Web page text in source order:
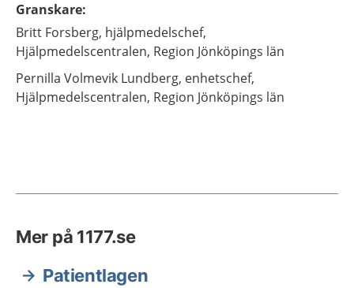
Granskare:
Britt Forsberg, hjälpmedelschef,
Hjälpmedelscentralen, Region Jönköpings län
Pernilla Volmevik Lundberg, enhetschef,
Hjälpmedelscentralen, Region Jönköpings län
Mer på 1177.se
Patientlagen